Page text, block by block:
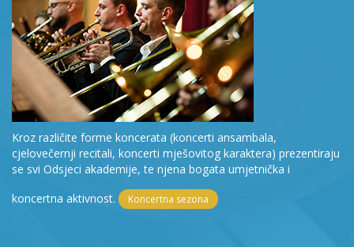
Kroz različite forme koncerata (koncerti ansambala,
cjelovečernji recitali, koncerti mješovitog karaktera) prezentiraju
se svi Odsjeci akademije, te njena bogata umjetnička i
koncertna aktivnost.
Koncertna sezona